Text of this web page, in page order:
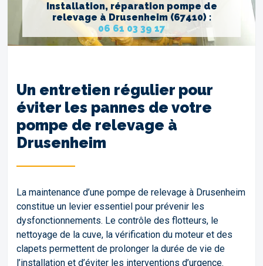
Installation, réparation pompe de
relevage à Drusenheim (67410) :
06 61 03 39 17
Un entretien régulier pour
éviter les pannes de votre
pompe de relevage à
Drusenheim
La maintenance d’une pompe de relevage à Drusenheim
constitue un levier essentiel pour prévenir les
dysfonctionnements. Le contrôle des flotteurs, le
nettoyage de la cuve, la vérification du moteur et des
clapets permettent de prolonger la durée de vie de
l’installation et d’éviter les interventions d’urgence.